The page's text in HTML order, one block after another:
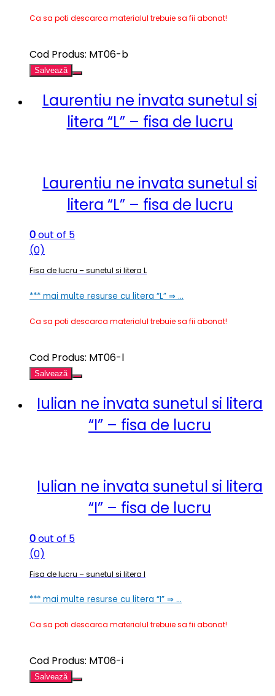
Ca sa poti descarca materialul trebuie sa fii abonat!
Cod Produs: MT06-b
Salvează
Laurentiu ne invata sunetul si
litera “L” – fisa de lucru
Laurentiu ne invata sunetul si
litera “L” – fisa de lucru
0out of 5
(0)
Fisa de lucru – sunetul si litera L
*** mai multe resurse cu litera “L” ⇒ …
Ca sa poti descarca materialul trebuie sa fii abonat!
Cod Produs: MT06-l
Salvează
Iulian ne invata sunetul si litera
“I” – fisa de lucru
Iulian ne invata sunetul si litera
“I” – fisa de lucru
0out of 5
(0)
Fisa de lucru – sunetul si litera I
*** mai multe resurse cu litera “I” ⇒ …
Ca sa poti descarca materialul trebuie sa fii abonat!
Cod Produs: MT06-i
Salvează